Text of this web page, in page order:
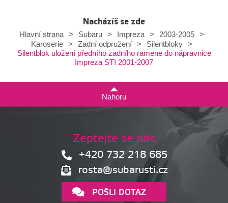
Nacházíš se zde
Hlavní strana
> Subaru > Impreza > 2003-2005
>
Karoserie
> Zadní odpružení > Silentbloky
>
Silentblok uložení předního zadního ramene do nápravnice
Impreza STI 2001-2007
Nahoru
Zeptejte se nás
+420 732 218 685
rosta@subarusti.cz
POŠLI DOTAZ